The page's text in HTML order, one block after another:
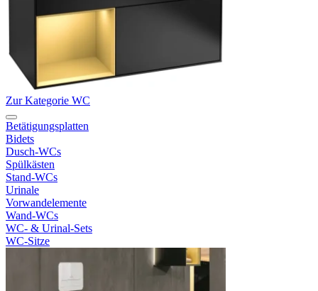
Zur Kategorie WC
Betätigungsplatten
Bidets
Dusch-WCs
Spülkästen
Stand-WCs
Urinale
Vorwandelemente
Wand-WCs
WC- & Urinal-Sets
WC-Sitze